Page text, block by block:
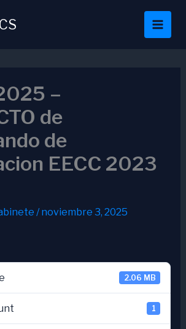
–
de
de
EECC 2023
/noviembre 3, 2025
2.06 MB
1